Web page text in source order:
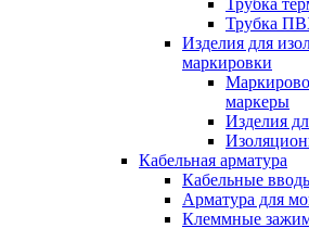
Трубка
Трубка
Изделия для
маркировки
маркеры
Изделия
Кабельная арматура
Кабельные
Арматура для
Клеммные